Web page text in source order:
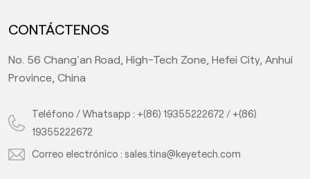
CONTÁCTENOS
No. 56 Chang'an Road, High-Tech Zone, Hefei City, Anhui
Province, China
Teléfono / Whatsapp : +(86) 19355222672 / +(86)
19355222672
Correo electrónico :sales.tina@keyetech.com